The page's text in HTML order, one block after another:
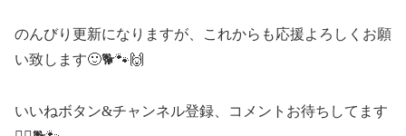
のんびり更新になりますが、これからも応援よろしくお願
い致します🙂🐕🐾🙌
いいねボタン&チャンネル登録、コメントお待ちしてます